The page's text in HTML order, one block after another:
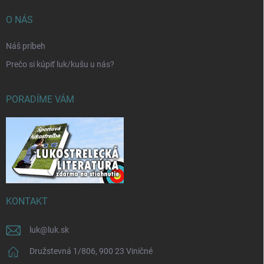
O NÁS
Náš príbeh
Prečo si kúpiť luk/kušu u nás?
PORADÍME VÁM
KONTAKT
luk@ luk.sk
Družstevná 1/806, 900 23 Viničné